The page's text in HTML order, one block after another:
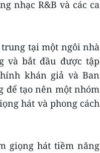
nhạc R&B và các ca
tại một ngôi nhà
và bắt đầu được tập
khán giả và Ban
để tạo nên một nhóm
hát và phong cách
giọng hát tiềm năng